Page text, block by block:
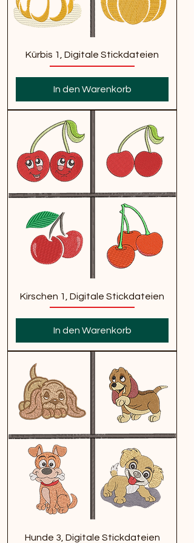
Kürbis 1, Digitale Stickdateien
In den Warenkorb
Kirschen 1, Digitale Stickdateien
In den Warenkorb
Hunde 3, Digitale Stickdateien